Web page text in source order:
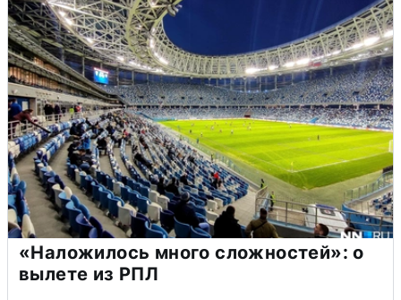
«Наложилось много сложностей»: о
вылете из РПЛ